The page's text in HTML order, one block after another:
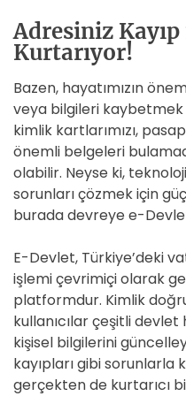
Adresiniz
Kurtarıyor!
Bazen, hayatımızın
veya bilgileri kaybetmek
kimlik kartlarımızı,
önemli belgeleri
olabilir. Neyse ki,
sorunları çözmek için
burada devreye e-
E-Devlet, Türkiye’deki
işlemi çevrimiçi olarak
platformdur. Kimlik
kullanıcılar çeşitli
kişisel bilgilerini
kayıpları gibi sorunlarla
gerçekten de kurtarıcı